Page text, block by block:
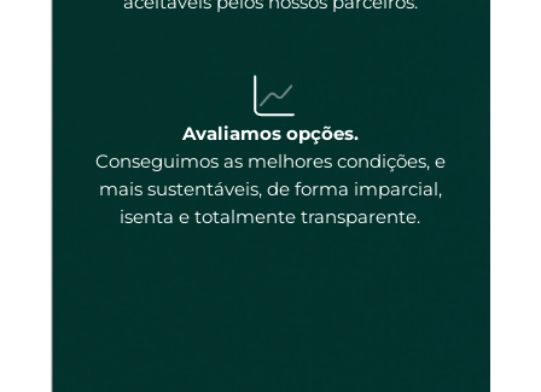
Avaliamos opções.
Conseguimos as melhores condições, e
mais sustentáveis, de forma imparcial,
isenta e totalmente transparente.